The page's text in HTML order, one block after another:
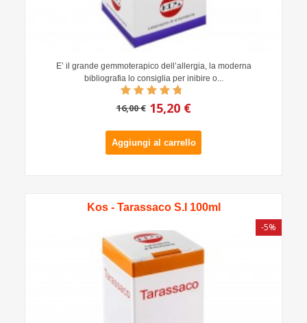
E’ il grande gemmoterapico dell’allergia, la moderna
bibliografia lo consiglia per inibire o...
16,00 € 15,20 €
Aggiungi al carrello
Kos - Tarassaco S.I 100ml
-5%